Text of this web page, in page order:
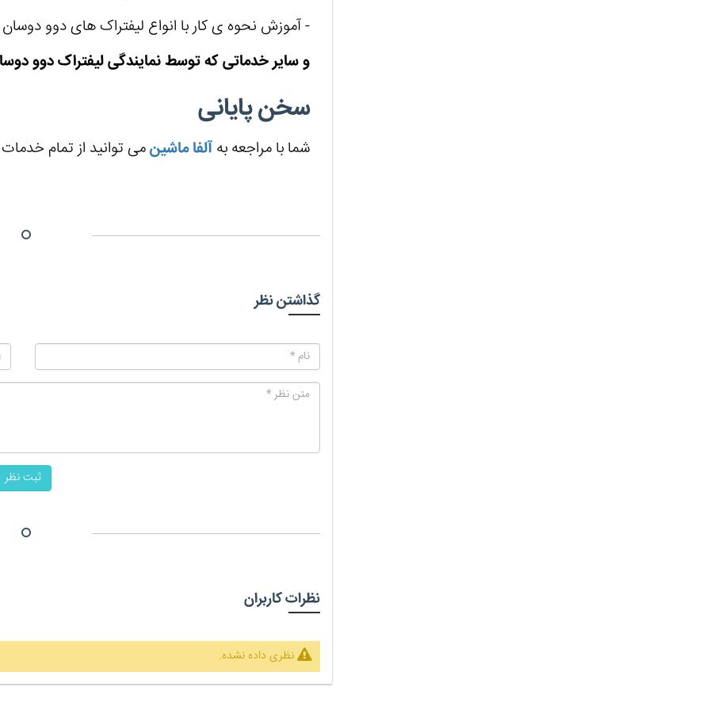
- آموزش نحوه ی کار با انواع لیفتراک های دوو دوسان
و سایر خدماتی که توسط نمایندگی لیفتراک دوو
سخن پایانی
شما با مراجعه بهآلفا ماشینمی توانید از تمام
گذاشتن نظر
ثبت نظر
نظرات کاربران
نظری داده نشده.